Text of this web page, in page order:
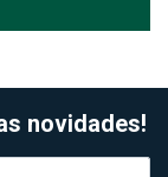
novidades!